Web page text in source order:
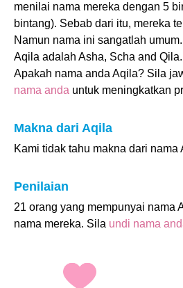
menilai nama mereka dengan 5
bintang). Sebab dari itu, mereka
Namun nama ini sangatlah
Aqila adalah Asha, Scha and Qila.
Apakah nama anda Aqila? Sila
nama anda untuk meningkatkan
Makna dari Aqila
Kami tidak tahu makna dari nama
Penilaian
21 orang yang mempunyai nama
nama mereka. Sila undi nama